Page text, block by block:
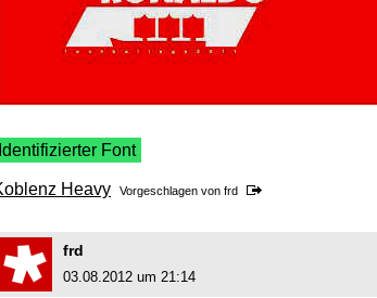
Identifizierter Font
Heavy Vorgeschlagen von frd
frd
03.08.2012 um 21:14